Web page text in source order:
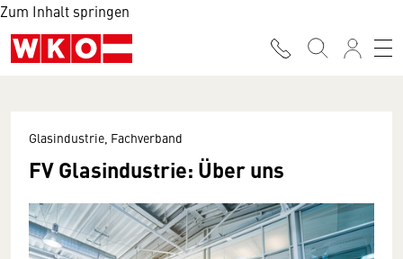
Zum Inhalt springen
Glasindustrie, Fachverband
FV Glasindustrie: Über uns